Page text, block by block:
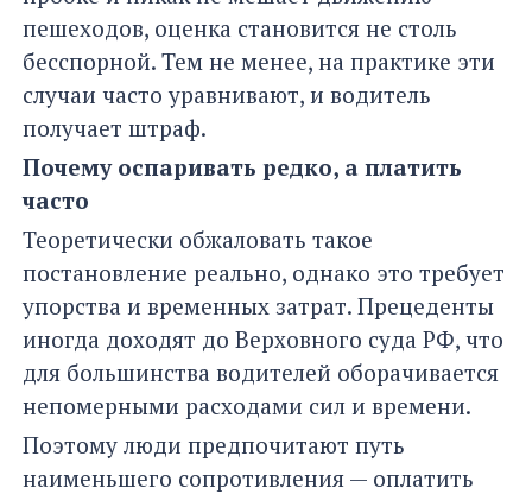
пешеходов, оценка становится не столь
бесспорной. Тем не менее, на практике эти
случаи часто уравнивают, и водитель
получает штраф.
Почему оспаривать редко, а платить
часто
Теоретически обжаловать такое
постановление реально, однако это требует
упорства и временных затрат. Прецеденты
иногда доходят до Верховного суда РФ, что
для большинства водителей оборачивается
непомерными расходами сил и времени.
Поэтому люди предпочитают путь
наименьшего сопротивления — оплатить